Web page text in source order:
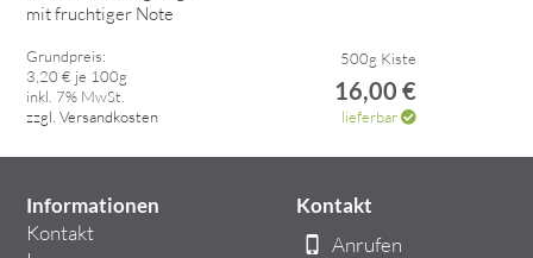
mit fruchtiger Note
Grundpreis:
3,20 € je 100g
inkl. 7% MwSt.
zzgl. Versandkosten
500g Kiste
16,00 €
lieferbar
Informationen
Kontakt
Kontakt
Anrufen